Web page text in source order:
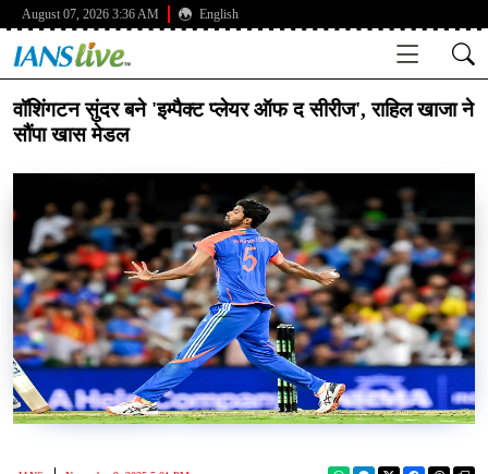
August 07, 2026 3:36 AM English
वॉशिंगटन सुंदर बने 'इम्पैक्ट प्लेयर ऑफ द सीरीज', राहिल खाजा ने
सौंपा खास मेडल